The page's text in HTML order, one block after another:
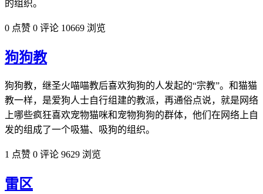
的组织。
0 点赞 0 评论 10669 浏览
狗狗教
狗狗教，继圣火喵喵教后喜欢狗狗的人发起的“宗教”。和猫猫
教一样，是爱狗人士自行组建的教派，再通俗点说，就是网络
上哪些疯狂喜欢宠物猫咪和宠物狗狗的群体，他们在网络上自
发的组成了一个吸猫、吸狗的组织。
1 点赞 0 评论 9629 浏览
雷区